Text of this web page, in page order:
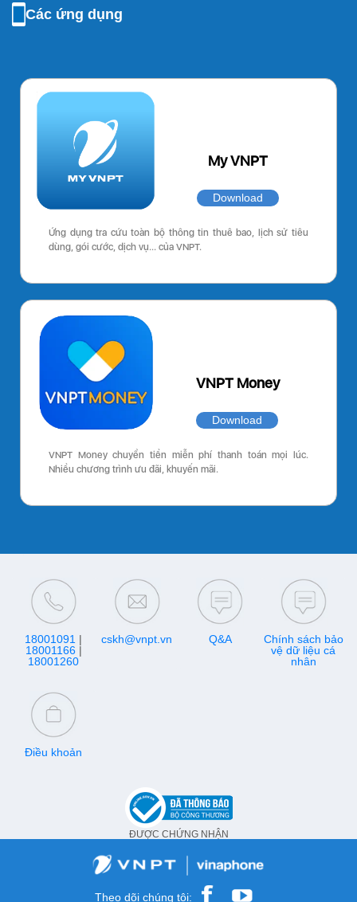
Các ứng dụng
My VNPT
Download
Ứng dụng tra cứu toàn bộ thông tin thuê bao, lịch sử tiêu
dùng, gói cước, dịch vụ… của VNPT.
VNPT Money
Download
VNPT Money chuyển tiền miễn phí thanh toán mọi lúc.
Nhiều chương trình ưu đãi, khuyến mãi.
18001091 |
18001166|
18001260
cskh@vnpt.vn Q&A
Chính sách bảo
vệ dữ liệu cá
nhân
Điều khoản
ĐƯỢC CHỨNG NHẬN
Theo dõi chúng tôi: